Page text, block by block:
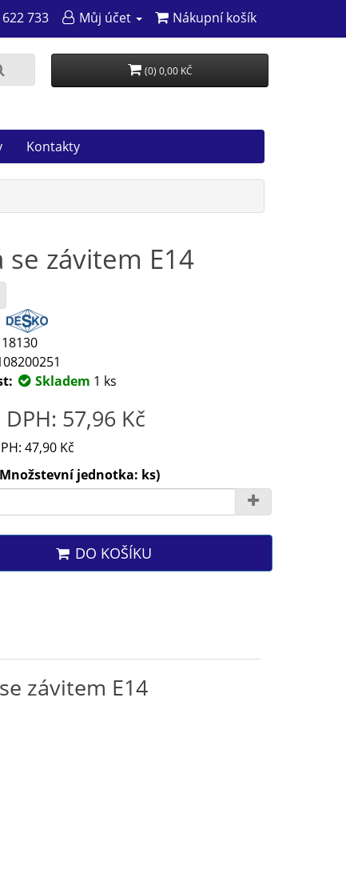
733 Můj účet Nákupní košík
(0) 0,00 KČ
Kontakty
závitem E14
18130
Skladem 1 ks
57,96 Kč
47,90 Kč
jednotka: ks)
DO KOŠÍKU
závitem E14